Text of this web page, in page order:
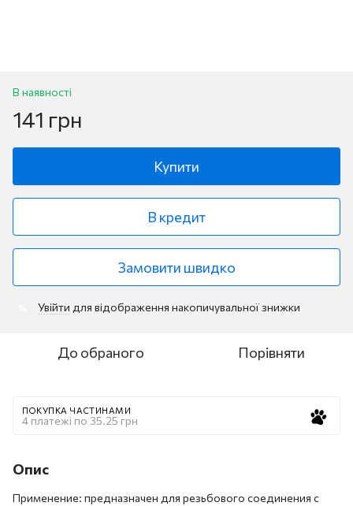
В наявності
141 грн
Купити
В кредит
Замовити швидко
Увійти для відображення накопичувальної знижки
До обраного Порівняти
ПОКУПКА ЧАСТИНАМИ
4 платежі по 35.25 грн
Опис
Применение: предназначен для резьбового соединения с